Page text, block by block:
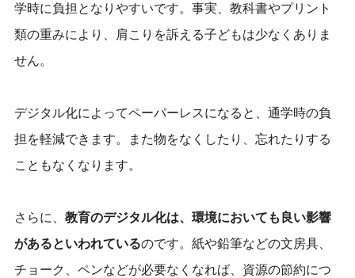
学時に負担となりやすいです。事実、教科書やプリント
類の重みにより、肩こりを訴える子どもは少なくありま
せん。
デジタル化によってペーパーレスになると、通学時の負
担を軽減できます。また物をなくしたり、忘れたりする
こともなくなります。
さらに、 教育のデジタル化は、環境においても良い影響
があるといわれているのです。紙や鉛筆などの文房具、
チョーク、ペンなどが必要なくなれば、資源の節約につ